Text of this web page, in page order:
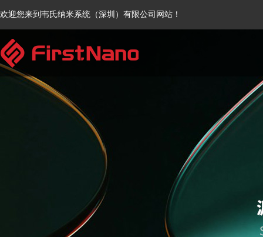
欢迎您来到韦氏纳米系统（深圳）有限公司网站！